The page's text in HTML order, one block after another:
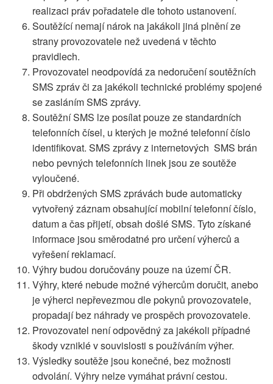
realizaci práv pořadatele dle tohoto ustanovení.
Soutěžící nemají nárok na jakákoli jiná plnění ze
strany provozovatele než uvedená v těchto
pravidlech.
Provozovatel neodpovídá za nedoručení soutěžních
SMS zpráv či za jakékoli technické problémy spojené
se zasláním SMS zprávy.
Soutěžní SMS lze posílat pouze ze standardních
telefonních čísel, u kterých je možné telefonní číslo
identifikovat. SMS zprávy z internetových SMS brán
nebo pevných telefonních linek jsou ze soutěže
vyloučené.
Při obdržených SMS zprávách bude automaticky
vytvořený záznam obsahující mobilní telefonní číslo,
datum a čas přijetí, obsah došlé SMS. Tyto získané
informace jsou směrodatné pro určení výherců a
vyřešení reklamací.
Výhry budou doručovány pouze na území ČR.
Výhry, které nebude možné výhercům doručit, anebo
je výherci nepřevezmou dle pokynů provozovatele,
propadají bez náhrady ve prospěch provozovatele.
Provozovatel není odpovědný za jakékoli případné
škody vzniklé v souvislosti s používáním výher.
Výsledky soutěže jsou konečné, bez možnosti
odvolání. Výhry nelze vymáhat právní cestou.